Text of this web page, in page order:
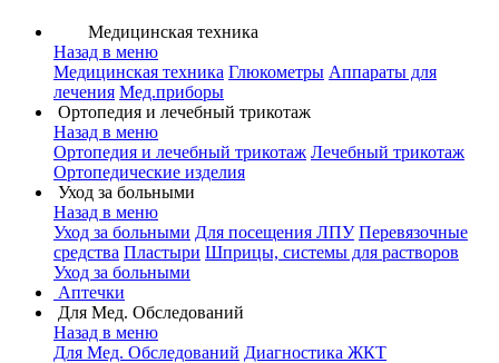
Медицинская техника
Назад в меню
Медицинская техника Глюкометры Аппараты для
лечения Мед.приборы
Ортопедия и лечебный трикотаж
Назад в меню
Ортопедия и лечебный трикотаж Лечебный трикотаж
Ортопедические изделия
Уход за больными
Назад в меню
Уход за больными Для посещения ЛПУ Перевязочные
средства Пластыри Шприцы, системы для растворов
Уход за больными
Аптечки
Для Мед. Обследований
Назад в меню
Для Мед. Обследований Диагностика ЖКТ